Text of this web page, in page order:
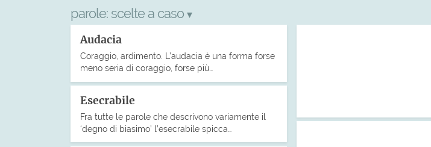
parole: scelte a caso ▾
Audacia
Coraggio, ardimento. L’audacia è una forma forse
meno seria di coraggio, forse più…
Esecrabile
Fra tutte le parole che descrivono variamente il
‘degno di biasimo’ l’esecrabile spicca…